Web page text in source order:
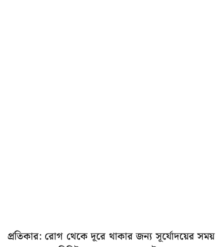
প্রতিকার: রোগ থেকে দূরে থাকার জন্য সূর্যোদয়ের সময়